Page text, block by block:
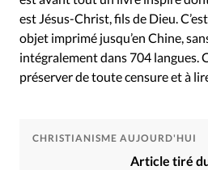
est Jésus-Christ, fils de Dieu.
objet imprimé jusqu’en Chine,
intégralement dans 704 langues.
préserver de toute censure et à
CHRISTIANISME AUJOURD'HUI
Article tiré